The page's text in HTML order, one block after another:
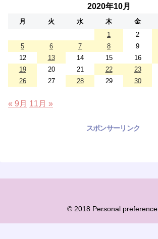
2020年10月
月 火 水 木 金
1
2
5
6 7 8 9
12
13 14 15 16
19
20 21 22 23
26
27 28 29 30
« 9月 11月 »
スポンサーリンク
© 2018 Personal preference.